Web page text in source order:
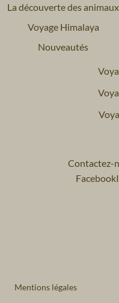
La découverte des animaux
Voyage Himalaya
Nouveautés
Contactez-
Facebook
Mentions légales